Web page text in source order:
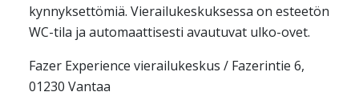
kynnyksettömiä. Vierailukeskuksessa on esteetön
WC-tila ja automaattisesti avautuvat ulko-ovet.
Fazer Experience vierailukeskus / Fazerintie 6,
01230 Vantaa